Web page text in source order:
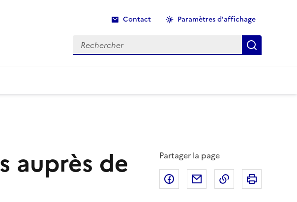
Contact Paramètres d'affichage
Rechercher Recherche
auprès de
Partager la page
Partager sur Facebook
Partager par email
Copier dans le